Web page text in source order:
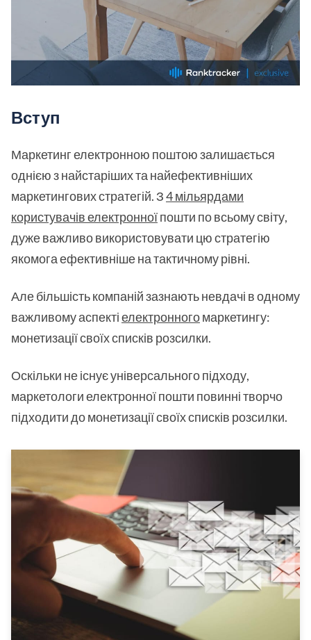
Вступ
Маркетинг електронною поштою залишається
однією з найстаріших та найефективніших
маркетингових стратегій. З4 мільярдами
користувачів електронноїпошти по всьому світу,
дуже важливо використовувати цю стратегію
якомога ефективніше на тактичному рівні.
Але більшість компаній зазнають невдачі в одному
важливому аспектіелектронногомаркетингу:
монетизації своїх списків розсилки.
Оскільки не існує універсального підходу,
маркетологи електронної пошти повинні творчо
підходити до монетизації своїх списків розсилки.